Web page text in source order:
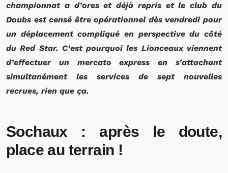
championnat a d’ores et déjà repris et le club du
Doubs est censé être opérationnel dès vendredi pour
un déplacement compliqué en perspective du côté
du Red Star. C’est pourquoi les Lionceaux viennent
d’effectuer un mercato express en s’attachant
simultanément les services de sept nouvelles
recrues, rien que ça.
Sochaux : après le doute,
place au terrain !